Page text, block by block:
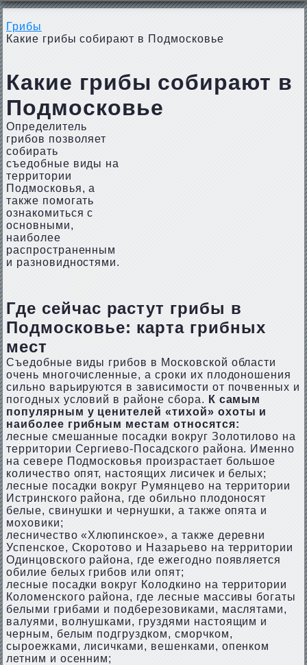
Грибы
Какие грибы собирают в Подмосковье
Какие грибы собирают в
Подмосковье
Определитель
грибов позволяет
собирать
съедобные виды на
территории
Подмосковья, а
также помогать
ознакомиться с
основными,
наиболее
распространенным
и разновидностями.
Где сейчас растут грибы в
Подмосковье: карта грибных
мест
Съедобные виды грибов в Московской области
очень многочисленные, а сроки их плодоношения
сильно варьируются в зависимости от почвенных и
погодных условий в районе сбора. К самым
популярным у ценителей «тихой» охоты и
наиболее грибным местам относятся:
лесные смешанные посадки вокруг Золотилово на
территории Сергиево-Посадского района. Именно
на севере Подмосковья произрастает большое
количество опят, настоящих лисичек и белых;
лесные посадки вокруг Румянцево на территории
Истринского района, где обильно плодоносят
белые, свинушки и чернушки, а также опята и
моховики;
лесничество «Хлюпинское», а также деревни
Успенское, Скоротово и Назарьево на территории
Одинцовского района, где ежегодно появляется
обилие белых грибов или опят;
лесные посадки вокруг Колодкино на территории
Коломенского района, где лесные массивы богаты
белыми грибами и подберезовиками, маслятами,
валуями, волнушками, груздями настоящим и
черным, белым подгруздком, сморчком,
сыроежками, лисичками, вешенками, опенком
летним и осенним;